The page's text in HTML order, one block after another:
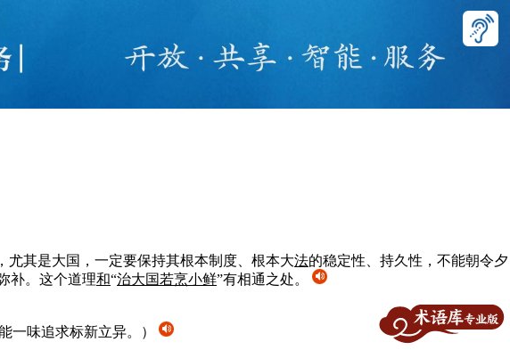
，尤其是大国，一定要保持其根本制度、根本大法的稳定性、持久性，不能朝令夕
补。这个道理和“治大国若烹小鲜”有相通之处。
一味追求标新立异。）